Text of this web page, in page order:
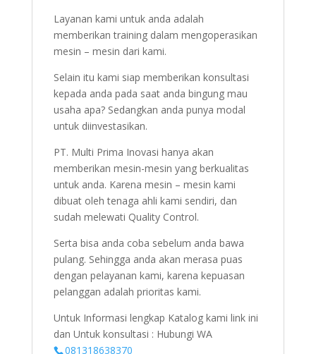
Layanan kami untuk anda adalah
memberikan training dalam mengoperasikan
mesin – mesin dari kami.
Selain itu kami siap memberikan konsultasi
kepada anda pada saat anda bingung mau
usaha apa? Sedangkan anda punya modal
untuk diinvestasikan.
PT. Multi Prima Inovasi hanya akan
memberikan mesin-mesin yang berkualitas
untuk anda. Karena mesin – mesin kami
dibuat oleh tenaga ahli kami sendiri, dan
sudah melewati Quality Control.
Serta bisa anda coba sebelum anda bawa
pulang. Sehingga anda akan merasa puas
dengan pelayanan kami, karena kepuasan
pelanggan adalah prioritas kami.
Untuk Informasi lengkap Katalog kami link ini
dan Untuk konsultasi : Hubungi WA
081318638370